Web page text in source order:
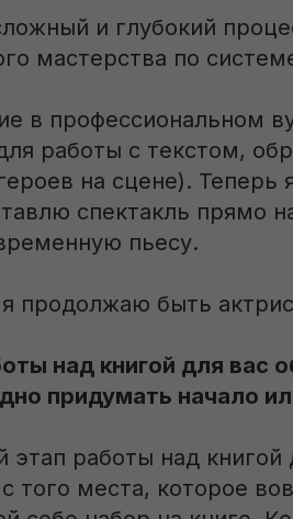
и глубокий
мастерства по
в профессиональном
работы с текстом,
на сцене).
спектакль прямо
пьесу.
продолжаю быть
над книгой для
придумать начало
работы над
того места, которое